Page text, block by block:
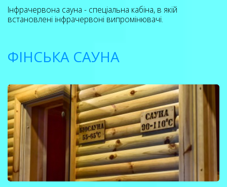
Інфрачервона сауна - спеціальна кабіна, в якій
встановлені інфрачервоні випромінювачі.
ФІНСЬКА САУНА